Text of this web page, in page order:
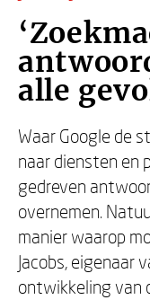
alle
Waar Google de
naar diensten en
gedreven
overnemen.
manier waarop
Jacobs, eigenaar
ontwikkeling van